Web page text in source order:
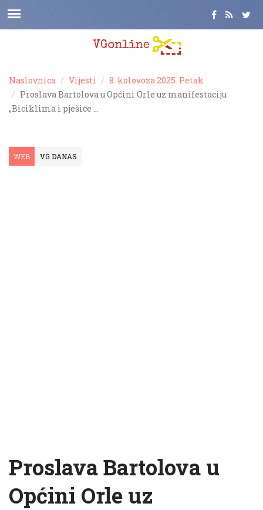
Naslovnica Vijesti
8. kolovoza 2025. Petak
Proslava Bartolova u Općini Orle uz manifestaciju
„Biciklima i pješice …
WEB VG DANAS
Proslava Bartolova u
Općini Orle uz